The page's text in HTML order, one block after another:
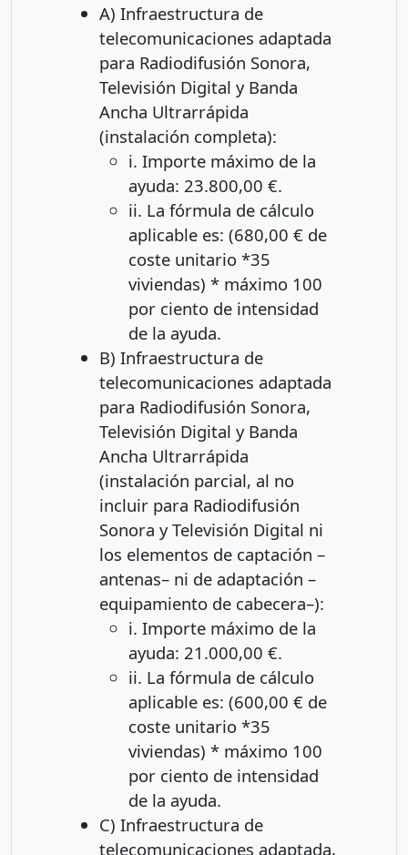
A) Infraestructura de
telecomunicaciones adaptada
para Radiodifusión Sonora,
Televisión Digital y Banda
Ancha Ultrarrápida
(instalación completa):
i. Importe máximo de la
ayuda: 23.800,00 €.
ii. La fórmula de cálculo
aplicable es: (680,00 € de
coste unitario *35
viviendas) * máximo 100
por ciento de intensidad
de la ayuda.
B) Infraestructura de
telecomunicaciones adaptada
para Radiodifusión Sonora,
Televisión Digital y Banda
Ancha Ultrarrápida
(instalación parcial, al no
incluir para Radiodifusión
Sonora y Televisión Digital ni
los elementos de captación –
antenas– ni de adaptación –
equipamiento de cabecera–):
i. Importe máximo de la
ayuda: 21.000,00 €.
ii. La fórmula de cálculo
aplicable es: (600,00 € de
coste unitario *35
viviendas) * máximo 100
por ciento de intensidad
de la ayuda.
C) Infraestructura de
telecomunicaciones adaptada,